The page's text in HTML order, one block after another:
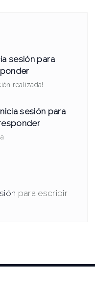
sesión para
realizada!
sesión para
para escribir